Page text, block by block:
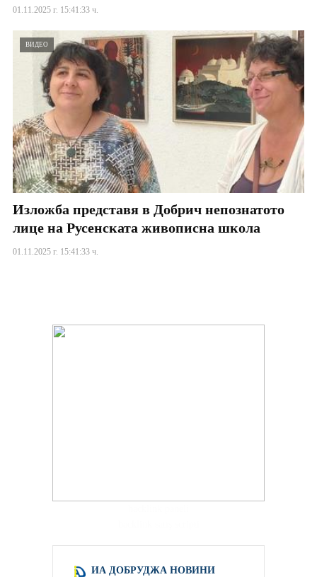
01.11.2025 г. 15:41:33 ч.
ВИДЕО
Изложба представя в Добрич непознатото
лице на Русенската живописна школа
01.11.2025 г. 15:41:33 ч.
ИА ДОБРУДЖА НОВИНИ